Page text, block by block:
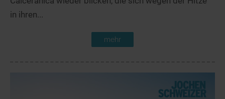
in ihren...
mehr